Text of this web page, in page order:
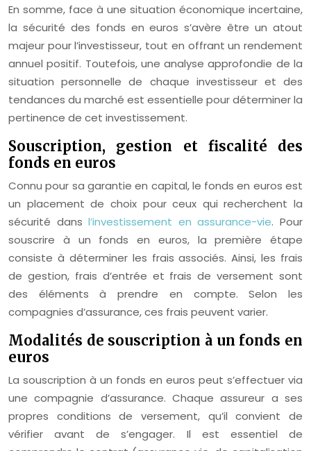
En somme, face à une situation économique incertaine,
la sécurité des fonds en euros s’avère être un atout
majeur pour l’investisseur, tout en offrant un rendement
annuel positif. Toutefois, une analyse approfondie de la
situation personnelle de chaque investisseur et des
tendances du marché est essentielle pour déterminer la
pertinence de cet investissement.
Souscription, gestion et fiscalité des
fonds en euros
Connu pour sa garantie en capital, le fonds en euros est
un placement de choix pour ceux qui recherchent la
sécurité dansl’investissement en assurance-vie. Pour
souscrire à un fonds en euros, la première étape
consiste à déterminer les frais associés. Ainsi, les frais
de gestion, frais d’entrée et frais de versement sont
des éléments à prendre en compte. Selon les
compagnies d’assurance, ces frais peuvent varier.
Modalités de souscription à un fonds en
euros
La souscription à un fonds en euros peut s’effectuer via
une compagnie d’assurance. Chaque assureur a ses
propres conditions de versement, qu’il convient de
vérifier avant de s’engager. Il est essentiel de